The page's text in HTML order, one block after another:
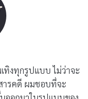
ทิงทุกรูปแบบ ไม่ว่าจะ
ารคดี ผมชอบที่จะ